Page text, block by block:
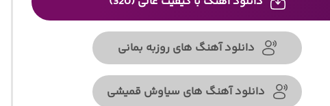
دانلود آهنگ های روزبه بمانی
دانلود آهنگ های سیاوش قمیشی